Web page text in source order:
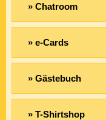
» Chatroom
» e-Cards
» Gästebuch
» T-Shirtshop